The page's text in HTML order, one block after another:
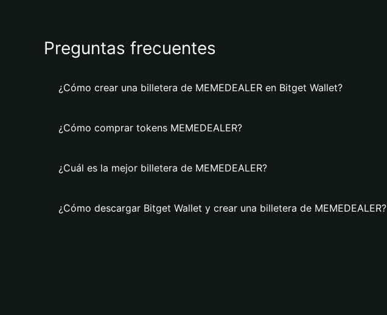
Preguntas frecuentes
¿Cómo crear una billetera de MEMEDEALER en Bitget Wallet?
¿Cómo comprar tokens MEMEDEALER?
¿Cuál es la mejor billetera de MEMEDEALER?
¿Cómo descargar Bitget Wallet y crear una billetera de MEMEDEALER?